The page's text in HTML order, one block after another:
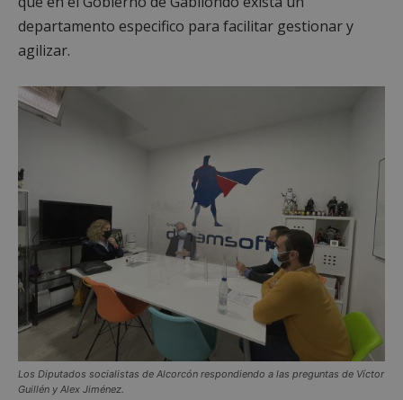
departamento especifico para facilitar gestionar y
agilizar.
Los Diputados socialistas de Alcorcón respondiendo a las preguntas de Víctor
Guillén y Alex Jiménez.